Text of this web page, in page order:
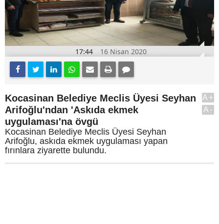
17:44 16 Nisan 2020
Kocasinan Belediye Meclis Üyesi Seyhan
Arifoğlu'ndan 'Askıda ekmek
uygulaması'na övgü
Kocasinan Belediye Meclis Üyesi Seyhan
Arifoğlu, askıda ekmek uygulaması yapan
fırınlara ziyarette bulundu.
A+
A-